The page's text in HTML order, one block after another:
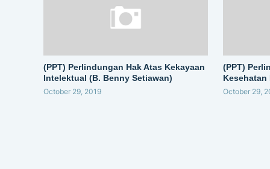
(PPT) Perlindungan Hak Atas Kekayaan
Intelektual (B. Benny Setiawan)
October 29, 2019
(PPT)
Kesehatan
October 29,